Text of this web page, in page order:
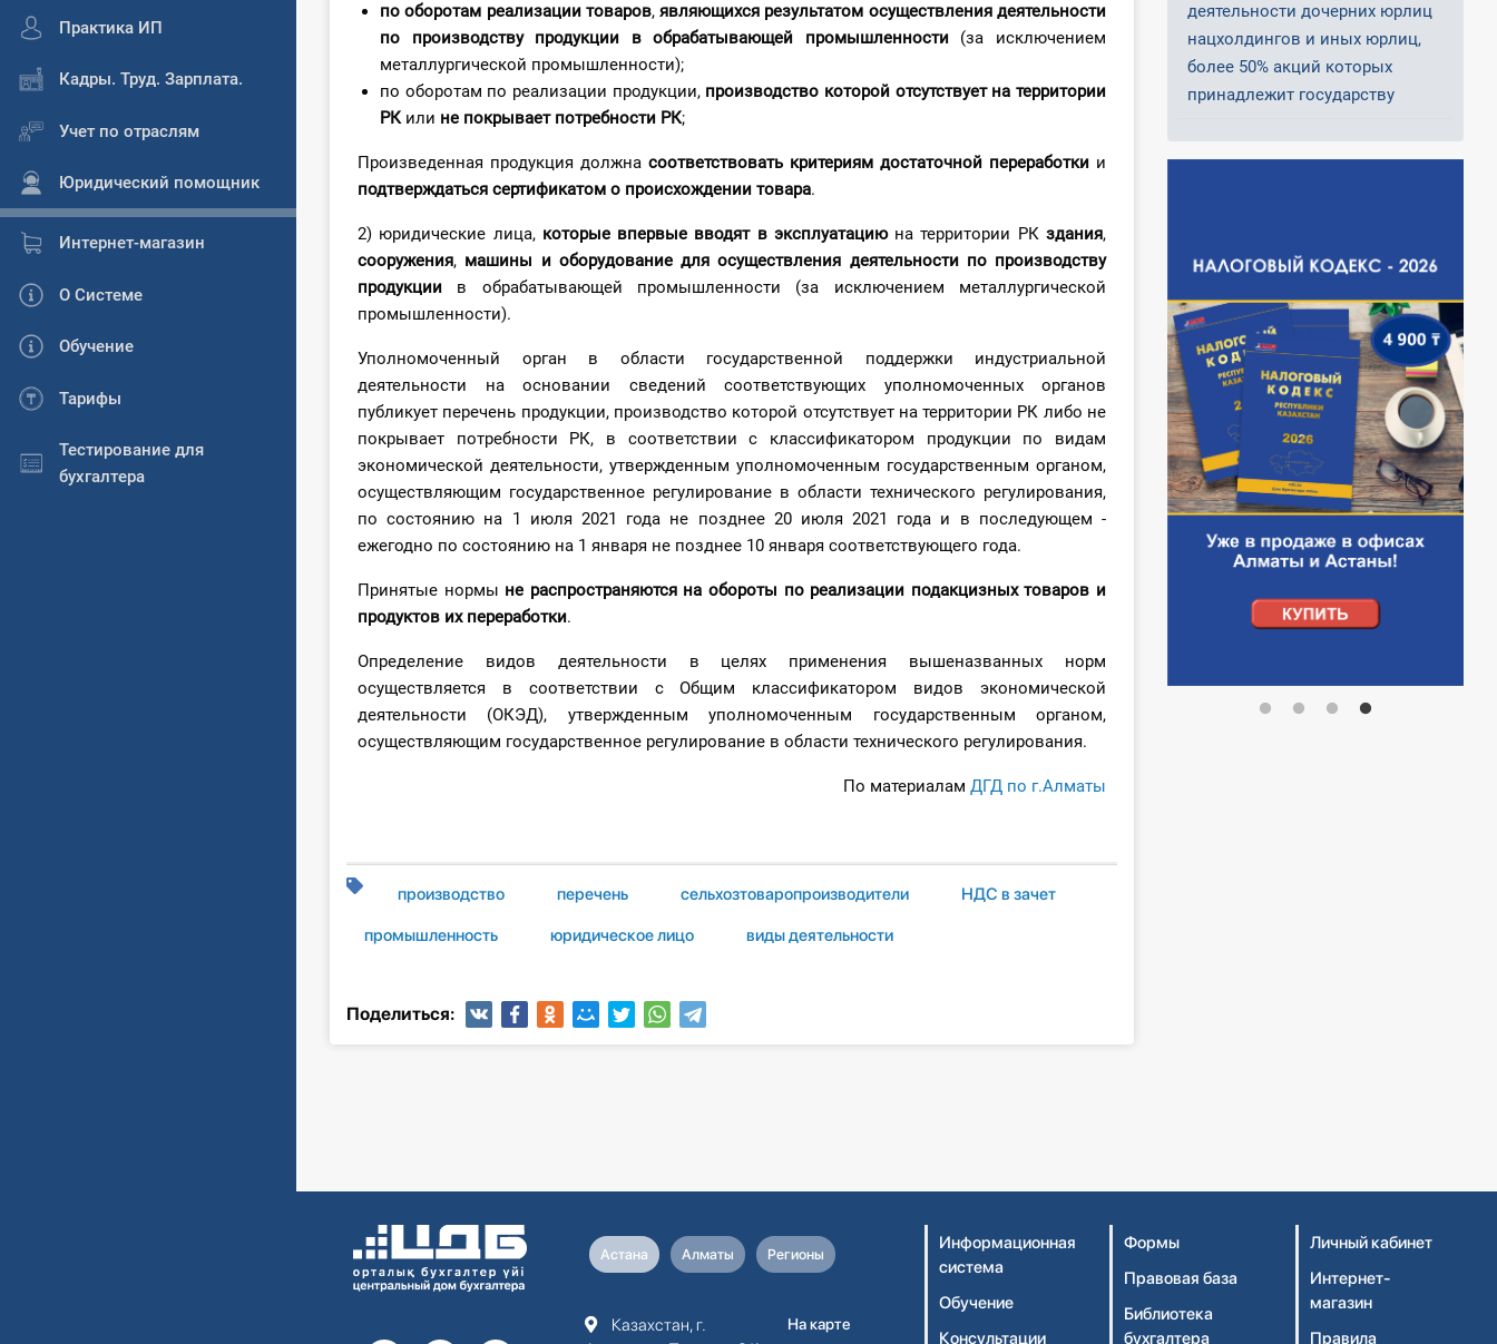
Практика ИП
Кадры. Труд. Зарплата.
Учет по отраслям
Юридический помощник
Интернет-магазин
О Системе
Обучение
Тарифы
Тестирование для
бухгалтера
по оборотам реализации товаров,являющихся результатом осуществления деятельности
по производству продукции в обрабатывающей промышленности(за исключением
металлургической промышленности);
по оборотам по реализации продукции, производство которой отсутствует на территории
РКили не покрывает потребности РК;
Произведенная продукция должна соответствовать критериям достаточной переработки и
подтверждаться сертификатом о происхождении товара.
2) юридические лица, которые впервые вводят в эксплуатацию на территории РКздания,
сооружения, машины и оборудование для осуществления деятельности по производству
продукции в обрабатывающей промышленности (за исключением металлургической
промышленности).
Уполномоченный орган в области государственной поддержки индустриальной
деятельности на основании сведений соответствующих уполномоченных органов
публикует перечень продукции, производство которой отсутствует на территории РК либо не
покрывает потребности РК, в соответствии с классификатором продукции по видам
экономической деятельности, утвержденным уполномоченным государственным органом,
осуществляющим государственное регулирование в области технического регулирования,
по состоянию на 1 июля 2021 года не позднее 20 июля 2021 года и в последующем -
ежегодно по состоянию на 1 января не позднее 10 января соответствующего года.
Принятые нормы не распространяются на обороты по реализации подакцизных товаров и
продуктов их переработки.
Определение видов деятельности в целях применения вышеназванных норм
осуществляется в соответствии с Общим классификатором видов экономической
деятельности (ОКЭД), утвержденным уполномоченным государственным органом,
осуществляющим государственное регулирование в области технического регулирования.
По материалам ДГД по г.Алматы
производство перечень сельхозтоваропроизводители НДС в зачет
промышленность юридическое лицо виды деятельности
Поделиться:
деятельности дочерних юрлиц
нацхолдингов и иных юрлиц,
более 50% акций которых
принадлежит государству
Астана Алматы Регионы
Казахстан, г.
На карте
Информационная
система
Обучение
Консультации
Формы
Правовая база
Библиотека
бухгалтера
Личный кабинет
Интернет-
магазин
Правила